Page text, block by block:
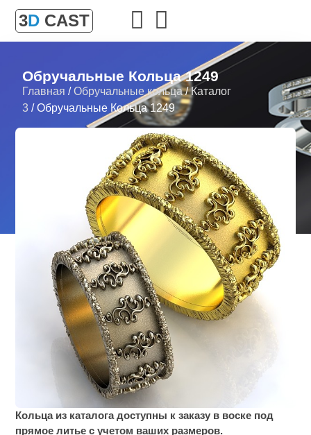
3D CAST
Обручальные Кольца 1249
Главная /Обручальные кольца/Каталог
3 / Обручальные Кольца 1249
Кольца из каталога доступны к заказу в воске под
прямое литье с учетом ваших размеров.